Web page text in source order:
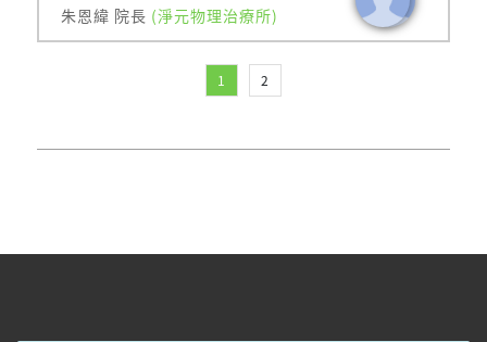
朱恩緯 院長 (淨元物理治療所)
1 2